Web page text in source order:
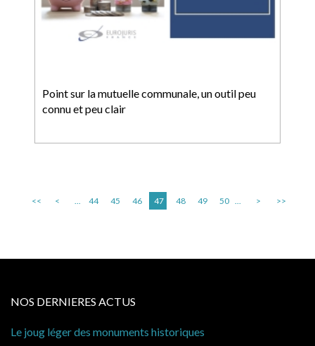
Point sur la mutuelle communale, un outil peu
connu et peu clair
<< < ... 44 45 46 47 48 49 50 ... > >>
NOS DERNIERES ACTUS
léger des monuments historiques